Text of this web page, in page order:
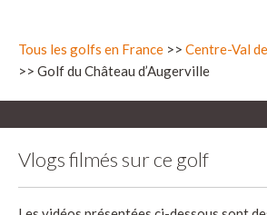
Tous les golfs en France >> Centre-Val
>> Golf du Château d’Augerville
Vlogs filmés sur ce golf